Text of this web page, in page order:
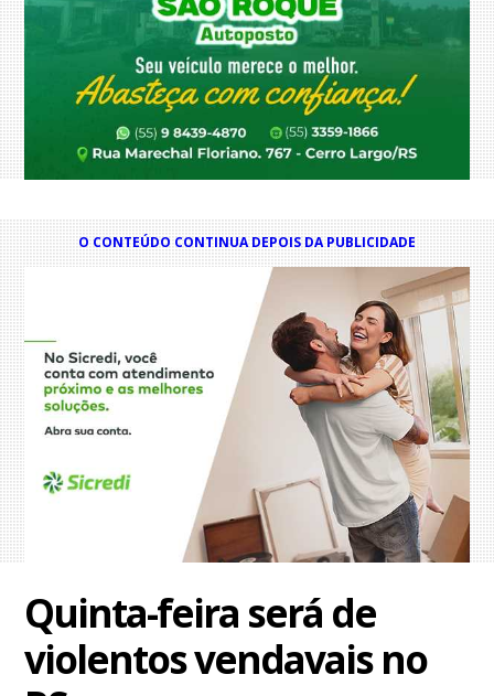
O CONTEÚDO CONTINUA DEPOIS DA PUBLICIDADE
Quinta-feira será de
violentos vendavais no